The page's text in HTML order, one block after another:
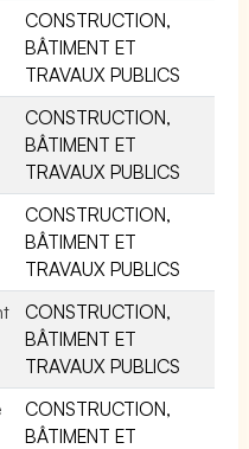
CONSTRUCTION,
BÂTIMENT ET
TRAVAUX PUBLICS
CONSTRUCTION,
BÂTIMENT ET
TRAVAUX PUBLICS
CONSTRUCTION,
BÂTIMENT ET
TRAVAUX PUBLICS
CONSTRUCTION,
BÂTIMENT ET
TRAVAUX PUBLICS
CONSTRUCTION,
BÂTIMENT ET